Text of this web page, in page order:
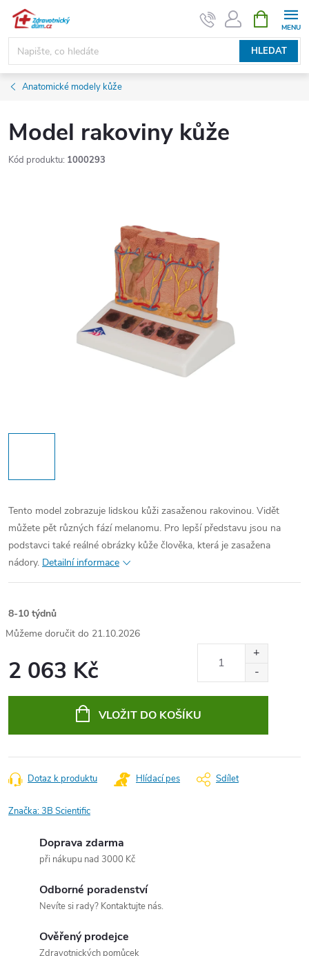
Přejít
obsah
HLEDAT
NÁKUPNÍ
KOŠÍK
Anatomické modely kůže
Model rakoviny kůže
Kód produktu: 1000293
Tento model zobrazuje lidskou kůži zasaženou rakovinou. Vidět
můžete pět různých fází melanomu. Pro lepší představu jsou na
podstavci také reálné obrázky kůže člověka, která je zasažena
nádory. Detailní informace
8-10 týdnů
21.10.2026
2 063 Kč
VLOŽIT DO KOŠÍKU
Dotaz k produktu Hlídací pes Sdílet
Značka:3B Scientific
Doprava zdarma
při nákupu nad 3000 Kč
Odborné poradenství
Nevíte si rady? Kontaktujte nás.
Ověřený prodejce
Zdravotnických pomůcek